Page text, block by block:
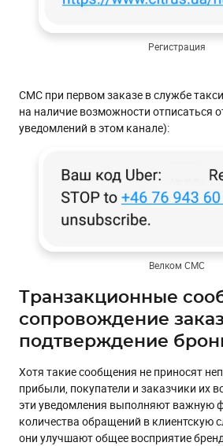
Регистрация
СМС при первом заказе в службе
на наличие возможности отписаться
уведомлений в этом канале):
Велком СМС
Транзакционные
сопровождение
подтверждение
Хотя такие сообщения не приносят
прибыли, покупатели и заказчики их
эти уведомления выполняют важную
количества обращений в клиентскую
они улучшают общее восприятие